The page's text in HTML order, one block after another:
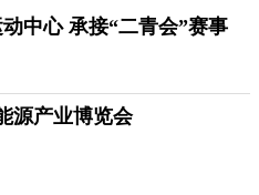
中心 承接“二青会”赛事
源产业博览会